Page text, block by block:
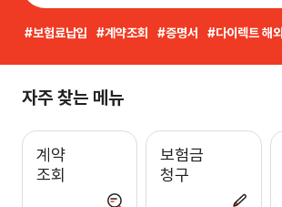
보험료납입 계약조회 증명서 다이렉트 해
자주 찾는 메뉴
계약
조회
보험금
청구